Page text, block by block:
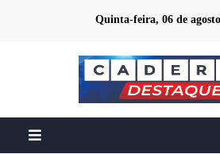
Quinta-feira, 06 de